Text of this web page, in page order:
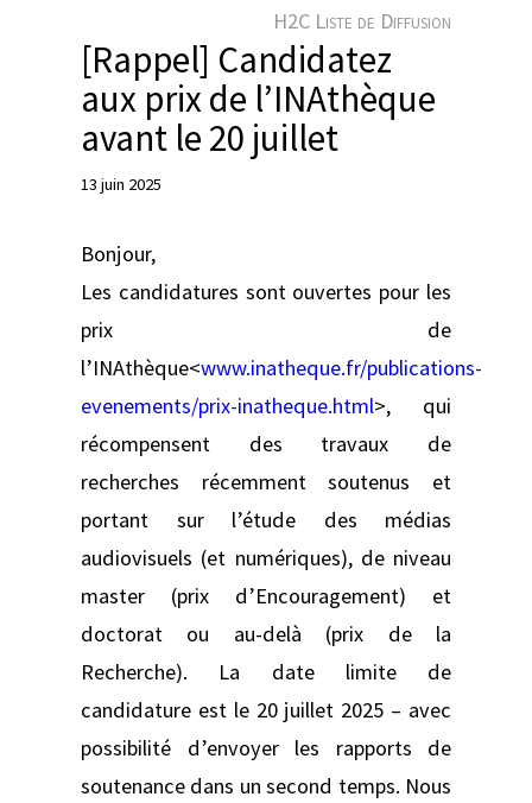
r
H2C Liste de Diffusion
[Rappel] Candidatez
aux prix de l’INAthèque
avant le 20 juillet
13 juin 2025
Bonjour,
Les candidatures sont ouvertes pour les
prix de
l’INAthèque<www.inatheque.fr/publications-
evenements/prix-inatheque.html>, qui
récompensent des travaux de
recherches récemment soutenus et
portant sur l’étude des médias
audiovisuels (et numériques), de niveau
master (prix d’Encouragement) et
doctorat ou au-delà (prix de la
Recherche). La date limite de
candidature est le 20 juillet 2025 – avec
possibilité d’envoyer les rapports de
soutenance dans un second temps. Nous